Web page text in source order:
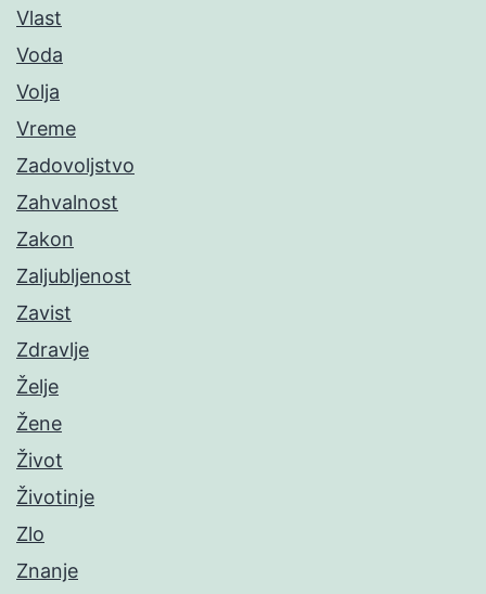
Vlast
Voda
Volja
Vreme
Zadovoljstvo
Zahvalnost
Zakon
Zaljubljenost
Zavist
Zdravlje
Želje
Žene
Život
Životinje
Zlo
Znanje